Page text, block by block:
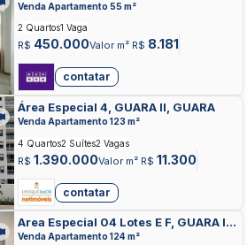
Venda Apartamento 55 m²
R$ 450.000Valor m² R$ 8.181
2 Quartos1 Vaga
contatar
Área Especial 4, GUARA II, GUARA
Venda Apartamento 123 m²
R$ 1.390.000Valor m² R$ 11.300
4 Quartos2 Suítes2 Vagas
contatar
Area Especial 04 Lotes E F, GUARA II,
GUARA
Venda Apartamento 124 m²